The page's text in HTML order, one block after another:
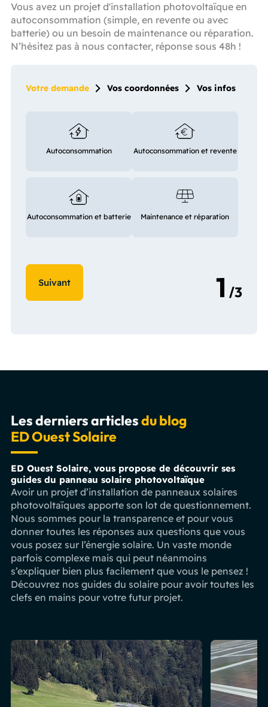
Vous avez un projet d'installation photovoltaïque en
autoconsommation (simple, en revente ou avec
batterie) ou un besoin de maintenance ou réparation.
N’hésitez pas à nous contacter, réponse sous 48h !
Votre demande Vos coordonnées Vos infos
Autoconsommation Autoconsommation et revente
Autoconsommation et batterie Maintenance et réparation
ED Ouest Solaire, vous propose de découvrir ses
guides du panneau solaire photovoltaïque
Avoir un projet d’installation de panneaux solaires
photovoltaïques apporte son lot de questionnement.
Nous sommes pour la transparence et pour vous
donner toutes les réponses aux questions que vous
vous posez sur l’énergie solaire. Un vaste monde
parfois complexe mais qui peut néanmoins
s’expliquer bien plus facilement que vous le pensez !
Découvrez nos guides du solaire pour avoir toutes les
clefs en mains pour votre futur projet.
Les derniers articlesdu blog
ED Ouest Solaire